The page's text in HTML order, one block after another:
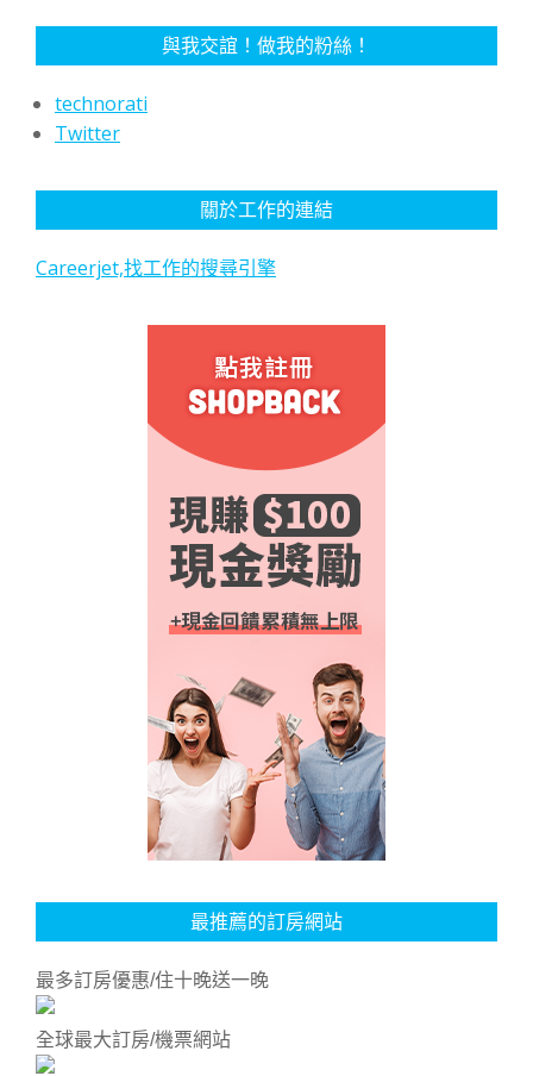
與我交誼！做我的粉絲！
technorati
Twitter
關於工作的連結
Careerjet,找工作的搜尋引擎
最推薦的訂房網站
最多訂房優惠/住十晚送一晚
全球最大訂房/機票網站